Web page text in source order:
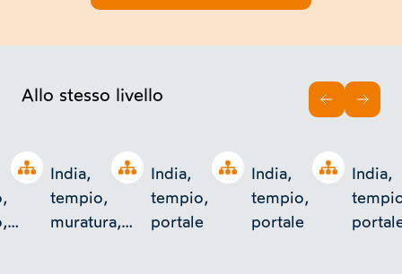
Allo stesso livello
Open tree Open tree
India,
tempio,
muratura,
Open tree
India,
tempio,
portale
Open tree
India,
tempio,
portale
India,
INDIETRO